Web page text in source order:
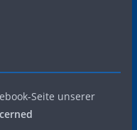
Seite unserer